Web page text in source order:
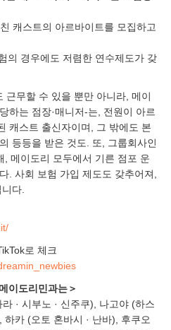
캐스트의 아르바이트를 모집하고
의 경우에도 저렴한 연수제도가 갖
근무할 수 있을 뿐만 아니라, 메이
하는 점장·매니저-는, 전원이 아르
캐스트 출신자이며, 그 밖에도 본
등등을 받은 것도. 또, 그룹회사인
, 메이도리 모두에서 기른 점포 운
. 사회 보험 가입 제도도 갖추어져,
다.
로 체크
이도리민과는＞
· 시부노 · 신주쿠), 나고야 (하스
카 (오토 혼바시 · 난바), 후쿠오